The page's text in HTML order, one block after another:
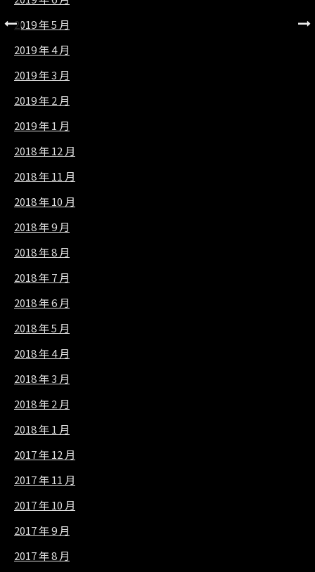
2019 年 5 月
2019 年 4 月
2019 年 3 月
2019 年 2 月
2019 年 1 月
2018 年 12 月
2018 年 11 月
2018 年 10 月
2018 年 9 月
2018 年 8 月
2018 年 7 月
2018 年 6 月
2018 年 5 月
2018 年 4 月
2018 年 3 月
2018 年 2 月
2018 年 1 月
2017 年 12 月
2017 年 11 月
2017 年 10 月
2017 年 9 月
2017 年 8 月